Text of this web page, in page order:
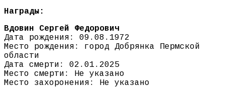
Награды:
Вдовин Сергей Федорович
Дата рождения: 09.08.1972
Место рождения: город Добрянка Пермской
области
Дата смерти: 02.01.2025
Место смерти: Не указано
Место захоронения: Не указано